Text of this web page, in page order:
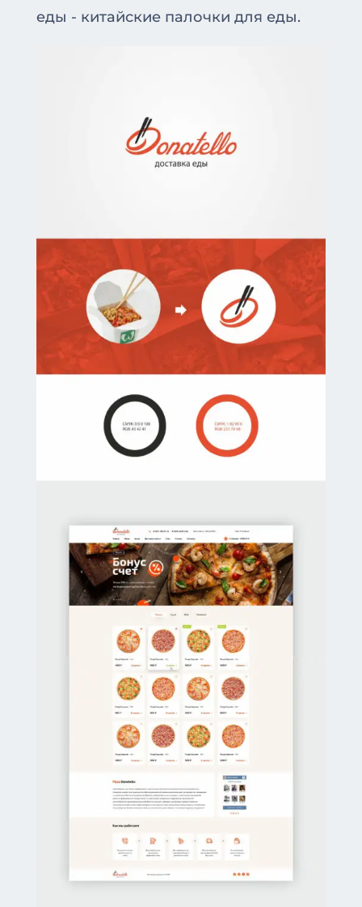
еды - китайские палочки для еды.